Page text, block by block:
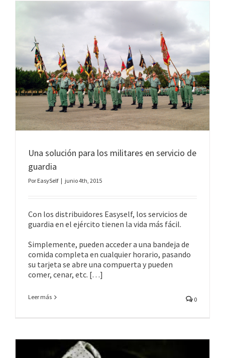
Una solución para los militares en servicio de
guardia
Por EasySelf | junio 4th, 2015
Con los distribuidores Easyself, los servicios de
guardia en el ejército tienen la vida más fácil.
Simplemente, pueden acceder a una bandeja de
comida completa en cualquier horario, pasando
su tarjeta se abre una compuerta y pueden
comer, cenar, etc. […]
Leer más 0